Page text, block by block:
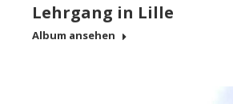
Lehrgang in Lille
Album ansehen